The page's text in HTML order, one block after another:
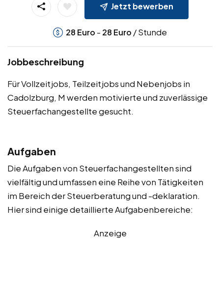
Jetzt bewerben
28 Euro - 28 Euro / Stunde
Jobbeschreibung
Für Vollzeitjobs, Teilzeitjobs und Nebenjobs in
Cadolzburg, M werden motivierte und zuverlässige
Steuerfachangestellte gesucht.
Aufgaben
Die Aufgaben von Steuerfachangestellten sind
vielfältig und umfassen eine Reihe von Tätigkeiten
im Bereich der Steuerberatung und -deklaration.
Hier sind einige detaillierte Aufgabenbereiche:
Anzeige